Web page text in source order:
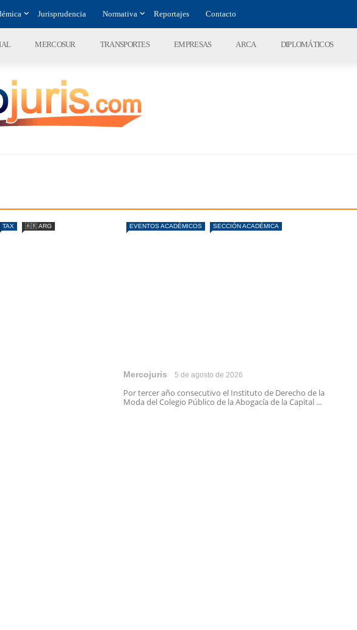
Jurisprudencia Normativa Reportajes Contacto
MERCOSUR TRANSPORTES EMPRESAS ARCA DIPLOMÁTICOS
TAX 🇦🇷 ARG EVENTOS ACADÉMICOS SECCIÓN ACADÉMICA
Mercojuris 5 de agosto de 2026
Por tercer año consecutivo el Instituto de Derecho de la
Moda del Colegio Público de la Abogacía de la Capital ...